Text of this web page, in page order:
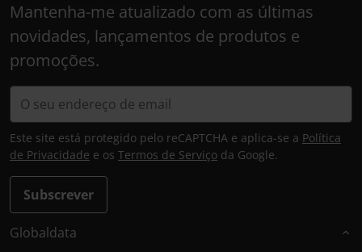
Mantenha-me atualizado com as últimas
novidades, lançamentos de produtos e
promoções.
Subscrever
Este site está protegido pelo reCAPTCHA e aplica-se a Política
de Privacidade e os Termos de Serviço da Google.
Globaldata